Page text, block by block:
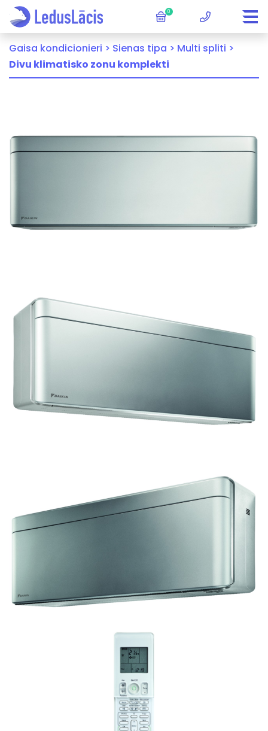
0
Gaisa kondicionieri > Sienas tipa > Multi spliti >
Divu klimatisko zonu komplekti